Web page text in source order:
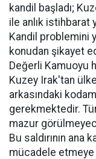
kandil başladı;
ile anlık istihbarat
Kandil problemini
konudan şikayet
Değerli Kamuoyu
Kuzey Irak'tan
arkasındaki
gerekmektedir.
mazur
Bu saldırının ana
mücadele